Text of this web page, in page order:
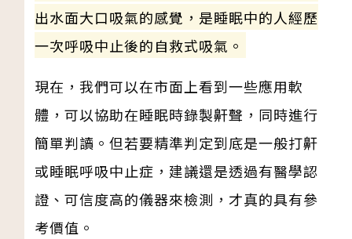
出水面大口吸氣的感覺，是睡眠中的人經歷
一次呼吸中止後的自救式吸氣。
現在，我們可以在市面上看到一些應用軟
體，可以協助在睡眠時錄製鼾聲，同時進行
簡單判讀。但若要精準判定到底是一般打鼾
或睡眠呼吸中止症，建議還是透過有醫學認
證、可信度高的儀器來檢測，才真的具有參
考價值。